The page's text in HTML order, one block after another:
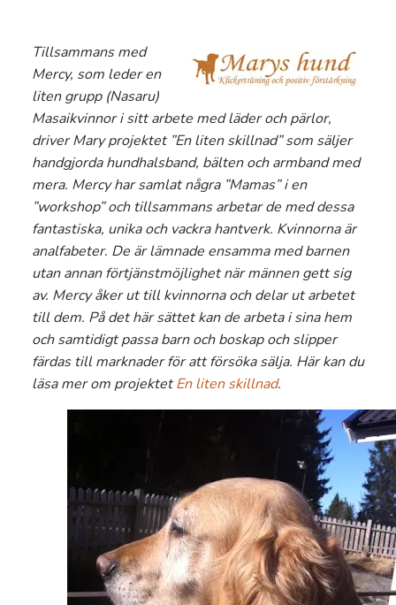
Tillsammans med
Mercy, som leder en
liten grupp (Nasaru)
Masaikvinnor i sitt arbete med läder och pärlor,
driver Mary projektet ”En liten skillnad” som säljer
handgjorda hundhalsband, bälten och armband med
mera. Mercy har samlat några ”Mamas” i en
”workshop” och tillsammans arbetar de med dessa
fantastiska, unika och vackra hantverk. Kvinnorna är
analfabeter. De är lämnade ensamma med barnen
utan annan förtjänstmöjlighet när männen gett sig
av. Mercy åker ut till kvinnorna och delar ut arbetet
till dem. På det här sättet kan de arbeta i sina hem
och samtidigt passa barn och boskap och slipper
färdas till marknader för att försöka sälja. Här kan du
läsa mer om projektetEn liten skillnad.